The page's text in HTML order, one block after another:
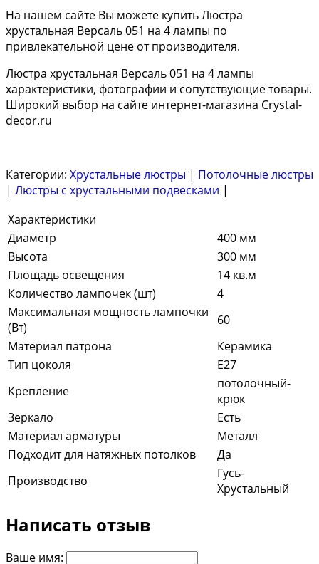
На нашем сайте Вы можете купить Люстра
хрустальная Версаль 051 на 4 лампы по
привлекательной цене от производителя.
Люстра хрустальная Версаль 051 на 4 лампы
характеристики, фотографии и сопутствующие товары.
Широкий выбор на сайте интернет-магазина Crystal-
decor.ru
Категории: Хрустальные люстры | Потолочные люстры
| Люстры с хрустальными подвесками |
Характеристики
Диаметр
400 мм
Высота
300 мм
Площадь освещения
14 кв.м
Количество лампочек (шт)
4
Максимальная мощность лампочки
(Вт)
60
Материал патрона
Керамика
Тип цоколя
E27
Крепление
потолочный-
крюк
Зеркало
Есть
Материал арматуры
Металл
Подходит для натяжных потолков
Да
Производство
Гусь-
Хрустальный
Написать отзыв
Ваше имя: